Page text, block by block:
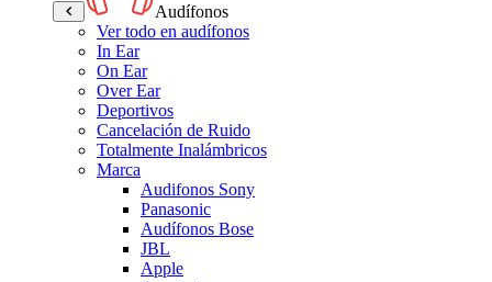
Audífonos
Ver todo en audífonos
In Ear
On Ear
Over Ear
Deportivos
Cancelación de Ruido
Totalmente Inalámbricos
Marca
Audifonos Sony
Panasonic
Audífonos Bose
JBL
Apple